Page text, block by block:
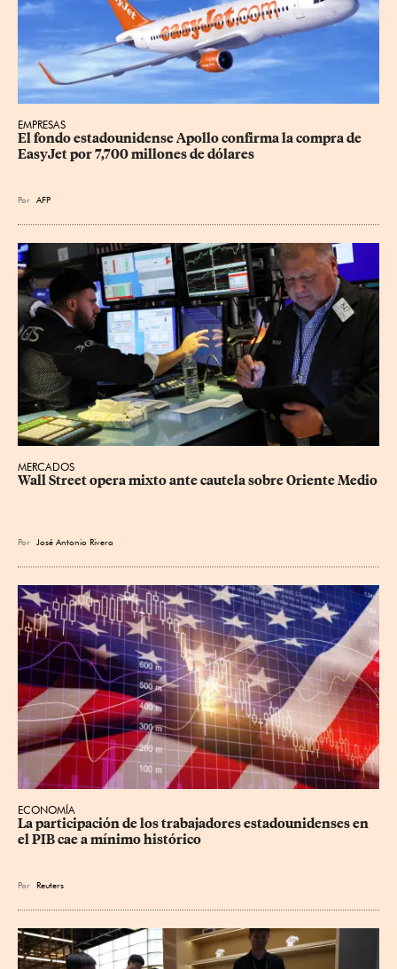
EMPRESAS
El fondo estadounidense Apollo confirma la compra de
EasyJet por 7,700 millones de dólares
Por AFP
MERCADOS
Wall Street opera mixto ante cautela sobre Oriente Medio
Por José Antonio Rivera
ECONOMÍA
La participación de los trabajadores estadounidenses en
el PIB cae a mínimo histórico
Por Reuters